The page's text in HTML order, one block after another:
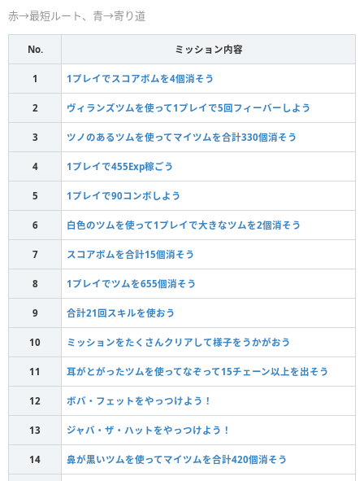
赤→最短ルート、青→寄り道
No. ミッション内容
1 1プレイでスコアボムを4個消そう
2 ヴィランズツムを使って1プレイで5回フィーバーしよう
3 ツノのあるツムを使ってマイツムを合計330個消そう
4 1プレイで455Exp稼ごう
5 1プレイで90コンボしよう
6 白色のツムを使って1プレイで大きなツムを2個消そう
7 スコアボムを合計15個消そう
8 1プレイでツムを655個消そう
9 合計21回スキルを使おう
10 ミッションをたくさんクリアして様子をうかがおう
11 耳がとがったツムを使ってなぞって15チェーン以上を出そう
12 ボバ・フェットをやっつけよう！
13 ジャバ・ザ・ハットをやっつけよう！
14 鼻が黒いツムを使ってマイツムを合計420個消そう